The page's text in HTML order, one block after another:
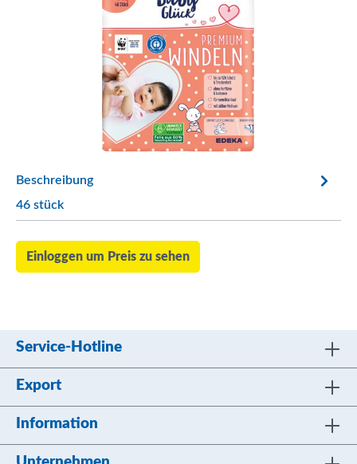
Beschreibung
46 stück
Einloggen um Preis zu sehen
Service-Hotline
Export
Information